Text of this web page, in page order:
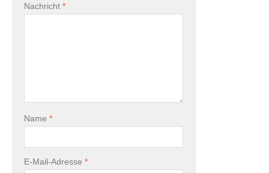
Nachricht *
Name *
E-Mail-Adresse *